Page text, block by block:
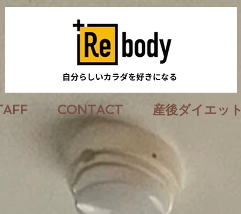
CONTACT 産後ダイエット